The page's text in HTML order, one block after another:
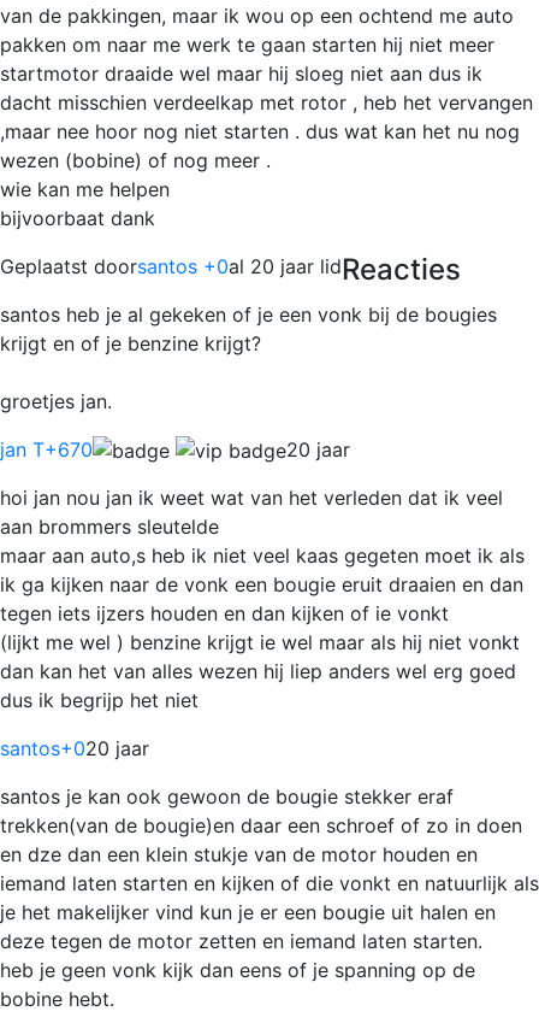
van de pakkingen, maar ik wou op een ochtend me auto
pakken om naar me werk te gaan starten hij niet meer
startmotor draaide wel maar hij sloeg niet aan dus ik
dacht misschien verdeelkap met rotor , heb het vervangen
,maar nee hoor nog niet starten . dus wat kan het nu nog
wezen (bobine) of nog meer .
wie kan me helpen
bijvoorbaat dank
Geplaatst doorsantos +0al 20 jaar lidReacties
santos heb je al gekeken of je een vonk bij de bougies
krijgt en of je benzine krijgt?
groetjes jan.
jan T+670
20 jaar
hoi jan nou jan ik weet wat van het verleden dat ik veel
aan brommers sleutelde
maar aan auto,s heb ik niet veel kaas gegeten moet ik als
ik ga kijken naar de vonk een bougie eruit draaien en dan
tegen iets ijzers houden en dan kijken of ie vonkt
(lijkt me wel ) benzine krijgt ie wel maar als hij niet vonkt
dan kan het van alles wezen hij liep anders wel erg goed
dus ik begrijp het niet
santos+020 jaar
santos je kan ook gewoon de bougie stekker eraf
trekken(van de bougie)en daar een schroef of zo in doen
en dze dan een klein stukje van de motor houden en
iemand laten starten en kijken of die vonkt en natuurlijk als
je het makelijker vind kun je er een bougie uit halen en
deze tegen de motor zetten en iemand laten starten.
heb je geen vonk kijk dan eens of je spanning op de
bobine hebt.